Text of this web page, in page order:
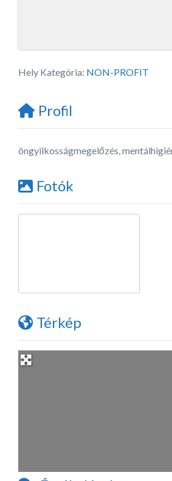
Hely Kategória: NON-PROFIT
Profil
öngyilkosságmegelőzés,
Fotók
Térkép